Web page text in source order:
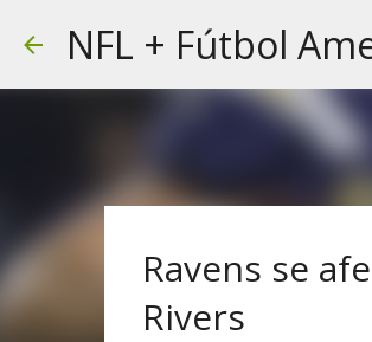
NFL + Fútbol
Ravens se
Rivers